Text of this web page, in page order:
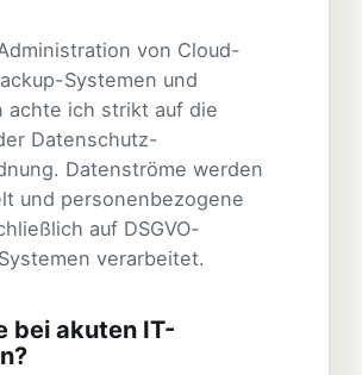
von Cloud-
Systemen und
achte ich strikt auf die
Datenschutz-
Datenströme werden
und personenbezogene
auf DSGVO-
verarbeitet.
bei akuten IT-